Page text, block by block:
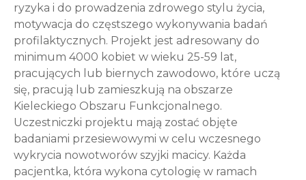
ryzyka i do prowadzenia zdrowego stylu życia,
motywacja do częstszego wykonywania badań
profilaktycznych. Projekt jest adresowany do
minimum 4000 kobiet w wieku 25-59 lat,
pracujących lub biernych zawodowo, które uczą
się, pracują lub zamieszkują na obszarze
Kieleckiego Obszaru Funkcjonalnego.
Uczestniczki projektu mają zostać objęte
badaniami przesiewowymi w celu wczesnego
wykrycia nowotworów szyjki macicy. Każda
pacjentka, która wykona cytologię w ramach